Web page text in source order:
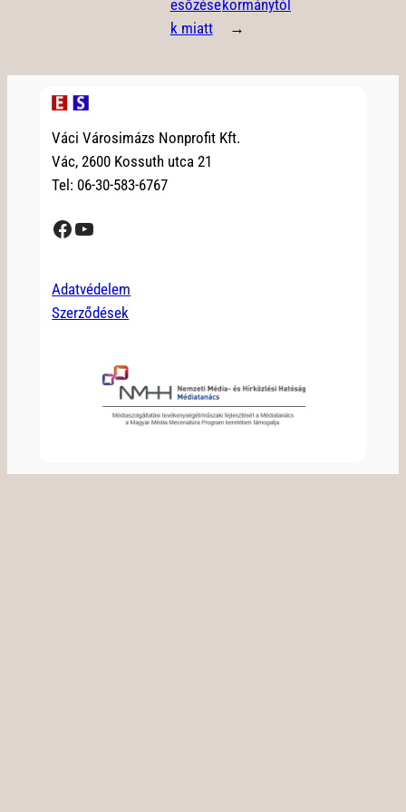
esőzése
k miatt
kormánytól
→
Váci Városimázs Nonprofit Kft.
Vác, 2600 Kossuth utca 21
Tel: 06-30-583-6767
Facebook YouTube
Adatvédelem
Szerződések